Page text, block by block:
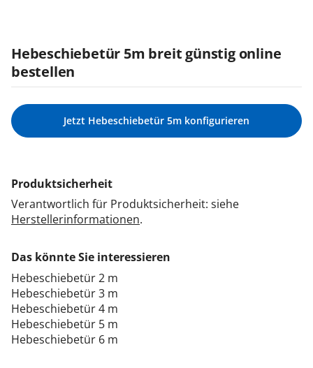
Hebeschiebetür 5m breit günstig online
bestellen
Jetzt Hebeschiebetür 5m konfigurieren
Produktsicherheit
Verantwortlich für Produktsicherheit: siehe
Herstellerinformationen.
Das könnte Sie interessieren
Hebeschiebetür 2 m
Hebeschiebetür 3 m
Hebeschiebetür 4 m
Hebeschiebetür 5 m
Hebeschiebetür 6 m